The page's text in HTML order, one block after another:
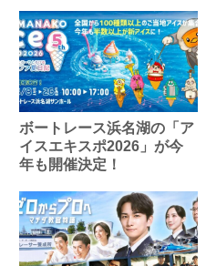
ボートレース浜名湖の「ア
イスエキスポ2026」が今
年も開催決定！